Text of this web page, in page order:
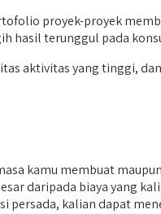
proyek-proyek
hasil terunggul pada
aktivitas yang tinggi,
kamu membuat
daripada biaya yang
kalian dapat